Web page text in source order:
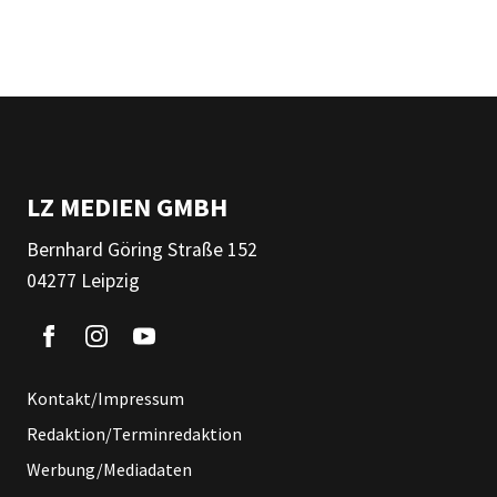
LZ MEDIEN GMBH
Bernhard Göring Straße 152
04277 Leipzig
Kontakt/Impressum
Redaktion/Terminredaktion
Werbung/Mediadaten